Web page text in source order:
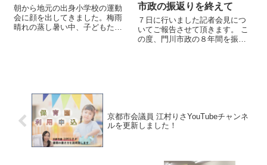
朝から地元の出身小学校の運動
会に顔を出してきました。梅雨
晴れの蒸し暑い中、子どもたち
市政の振返りを終えて
７日に行いました記者会見につ
いてご報告させて頂きます。 こ
の度、門川市政の８年間を振り
京都市会議員 江村りさYouTubeチャンネ
ルを更新しました！